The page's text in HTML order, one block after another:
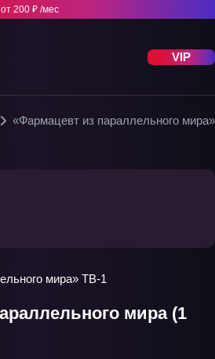
от 200 ₽ /мес
VIP
«Фармацевт из параллельного
мира (1